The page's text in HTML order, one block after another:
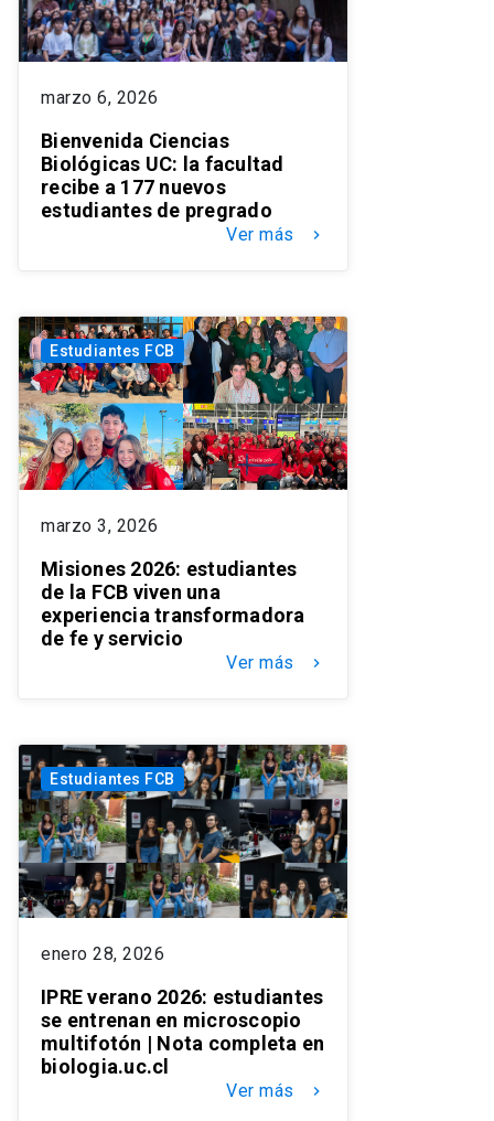
marzo 6, 2026
Bienvenida Ciencias
Biológicas UC: la facultad
recibe a 177 nuevos
estudiantes de pregrado
Ver más keyboard_arrow_right
Estudiantes FCB
marzo 3, 2026
Misiones 2026: estudiantes
de la FCB viven una
experiencia transformadora
de fe y servicio
Ver más keyboard_arrow_right
Estudiantes FCB
enero 28, 2026
IPRE verano 2026: estudiantes
se entrenan en microscopio
multifotón | Nota completa en
biologia.uc.cl
Ver más keyboard_arrow_right